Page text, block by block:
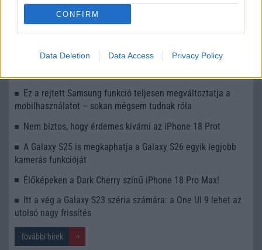
CONFIRM
Data Deletion Data Access Privacy Policy
UI 9 frissítésből – itt a lista az érintett modellekről
iPhone 18 bemutató dátum - ekkor rántja le a leplet az
Az Android rejtett automatizmusai: hat funkció, amely
Ez a rejtett Samsung funkció teljesen megváltoztatja a
mobilhasználatot – sokan mégsem tudnak róla
Nem biztos, hogy érdemes kivárni az iPhone 18 Prot
A Galaxy S25 is megkaphatja a Galaxy S26 egyik legjobb
kamerás funkcióját
Élőképeken a Dark Cherry színű iPhone 18 Pro Max!
Itt a vég a Galaxy S23 széria számára: a One UI 9 lehet az
utolsó nagy frissítés
További hírek